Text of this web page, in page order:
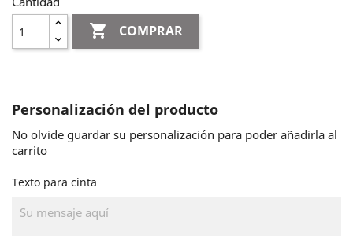
 COMPRAR
Personalización del producto
No olvide guardar su personalización para poder añadirla al
carrito
Texto para cinta